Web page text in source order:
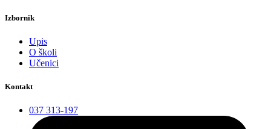
Izbornik
Upis
O školi
Učenici
Kontakt
037 313-197